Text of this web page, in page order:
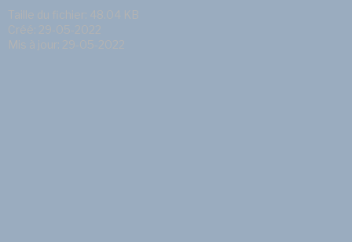
Taille du fichier: 48.04 KB
Créé: 29-05-2022
Mis à jour: 29-05-2022